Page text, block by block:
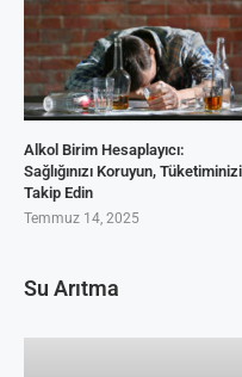
Alkol Birim Hesaplayıcı:
Sağlığınızı Koruyun, Tüketiminizi
Takip Edin
Temmuz 14, 2025
Su Arıtma